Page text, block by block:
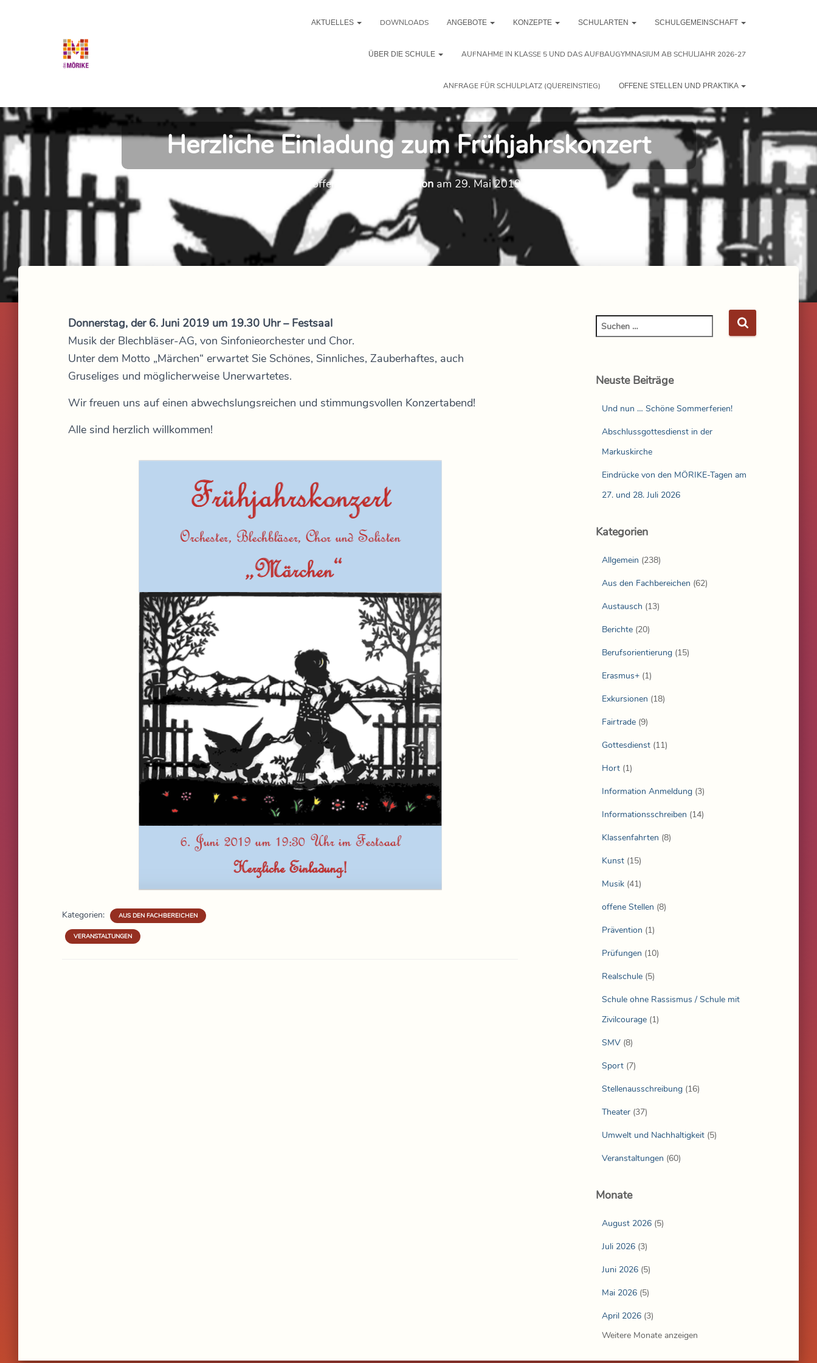
AKTUELLES DOWNLOADS ANGEBOTE KONZEPTE SCHULARTEN SCHULGEMEINSCHAFT
ÜBER DIE SCHULE AUFNAHME IN KLASSE 5 UND DAS AUFBAUGYMNASIUM AB SCHULJAHR 2026-27
ANFRAGE FÜR SCHULPLATZ (QUEREINSTIEG) OFFENE STELLEN UND PRAKTIKA
Herzliche Einladung zum Frühjahrskonzert
Veröffentlicht von Redaktionam 29. Mai 2019
Donnerstag, der 6. Juni 2019 um 19.30 Uhr – Festsaal
Musik der Blechbläser-AG, von Sinfonieorchester und Chor.
Unter dem Motto „Märchen“ erwartet Sie Schönes, Sinnliches, Zauberhaftes, auch
Gruseliges und möglicherweise Unerwartetes.
Wir freuen uns auf einen abwechslungsreichen und stimmungsvollen Konzertabend!
Alle sind herzlich willkommen!
Kategorien: AUS DEN FACHBEREICHEN
VERANSTALTUNGEN
Neuste Beiträge
Und nun … Schöne Sommerferien!
Abschlussgottesdienst in der
Markuskirche
Eindrücke von den MÖRIKE-Tagen am
27. und 28. Juli 2026
Kategorien
Allgemein (238)
Aus den Fachbereichen (62)
Austausch (13)
Berichte(20)
Berufsorientierung(15)
Erasmus+(1)
Exkursionen (18)
Fairtrade(9)
Gottesdienst(11)
Hort(1)
Information Anmeldung(3)
Informationsschreiben (14)
Klassenfahrten (8)
Kunst(15)
Musik(41)
offene Stellen (8)
Prävention (1)
Prüfungen (10)
Realschule(5)
Schule ohne Rassismus / Schule mit
Zivilcourage(1)
SMV(8)
Sport(7)
Stellenausschreibung(16)
Theater(37)
Umwelt und Nachhaltigkeit(5)
Veranstaltungen (60)
Monate
August 2026(5)
Juli 2026(3)
Juni 2026(5)
Mai 2026(5)
April 2026(3)
Weitere Monate anzeigen